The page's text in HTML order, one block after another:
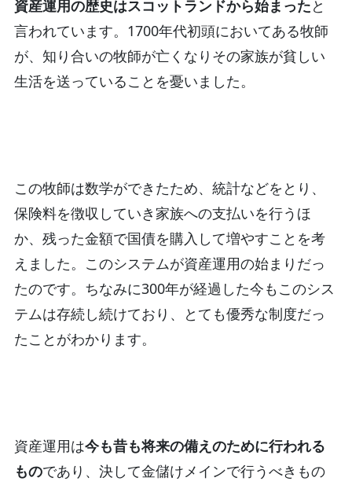
資産運用の歴史はスコットランドから始まったと
言われています。1700年代初頭においてある牧師
が、知り合いの牧師が亡くなりその家族が貧しい
生活を送っていることを憂いました。
この牧師は数学ができたため、統計などをとり、
保険料を徴収していき家族への支払いを行うほ
か、残った金額で国債を購入して増やすことを考
えました。このシステムが資産運用の始まりだっ
たのです。ちなみに300年が経過した今もこのシス
テムは存続し続けており、とても優秀な制度だっ
たことがわかります。
資産運用は今も昔も将来の備えのために行われる
ものであり、決して金儲けメインで行うべきもの